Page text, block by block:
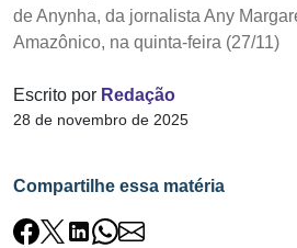
de Anynha, da jornalista Any
Amazônico, na quinta-feira (27/11)
Escrito por Redação
28 de novembro de 2025
Compartilhe essa matéria